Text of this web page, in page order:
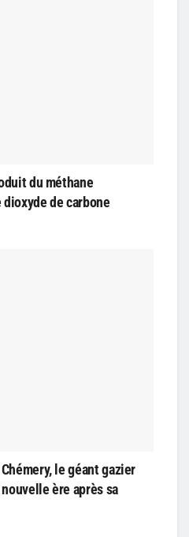
du méthane
de carbone
le géant gazier
ère après sa